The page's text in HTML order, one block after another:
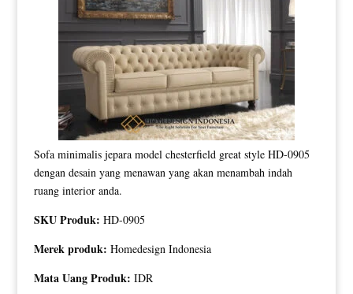
Sofa minimalis jepara model chesterfield great style HD-0905
dengan desain yang menawan yang akan menambah indah
ruang interior anda.
SKU Produk: HD-0905
Merek produk: Homedesign Indonesia
Mata Uang Produk: IDR